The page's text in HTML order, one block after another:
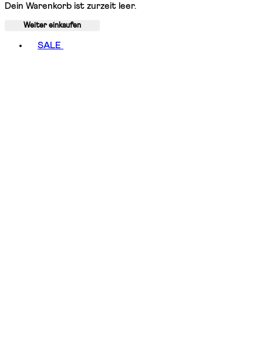
Dein Warenkorb ist zurzeit leer.
Weiter einkaufen
SALE